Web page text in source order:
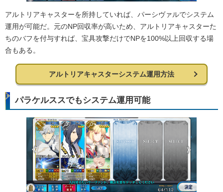
アルトリアキャスターを所持していれば、パーシヴァルでシステム
運用が可能だ。元のNP回収率が高いため、アルトリアキャスターた
ちのバフを付与すれば、宝具攻撃だけでNPを100%以上回収する場
合もある。
アルトリアキャスターシステム運用方法
パラケルススでもシステム運用可能